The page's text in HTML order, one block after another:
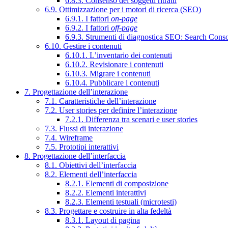
6.9. Ottimizzazione per i motori di ricerca (SEO)
6.9.1. I fattori on-page
6.9.2. I fattori off-page
6.9.3. Strumenti di diagnostica SEO: Search
6.10. Gestire i contenuti
6.10.1. L’inventario dei contenuti
6.10.2. Revisionare i contenuti
6.10.3. Migrare i contenuti
6.10.4. Pubblicare i contenuti
7. Progettazione dell’interazione
7.1. Caratteristiche dell’interazione
7.2. User stories per definire l’interazione
7.2.1. Differenza tra scenari e user stories
7.3. Flussi di interazione
7.4. Wireframe
7.5. Prototipi interattivi
8. Progettazione dell’interfaccia
8.1. Obiettivi dell’interfaccia
8.2. Elementi dell’interfaccia
8.2.1. Elementi di composizione
8.2.2. Elementi interattivi
8.2.3. Elementi testuali (microtesti)
8.3. Progettare e costruire in alta fedeltà
8.3.1. Layout di pagina